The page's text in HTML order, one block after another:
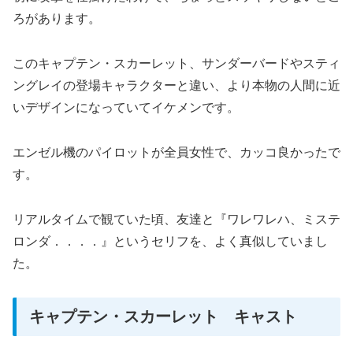
ろがあります。
このキャプテン・スカーレット、サンダーバードやスティ
ングレイの登場キャラクターと違い、より本物の人間に近
いデザインになっていてイケメンです。
エンゼル機のパイロットが全員女性で、カッコ良かったで
す。
リアルタイムで観ていた頃、友達と『ワレワレハ、ミステ
ロンダ．．．．』というセリフを、よく真似していまし
た。
キャプテン・スカーレット キャスト